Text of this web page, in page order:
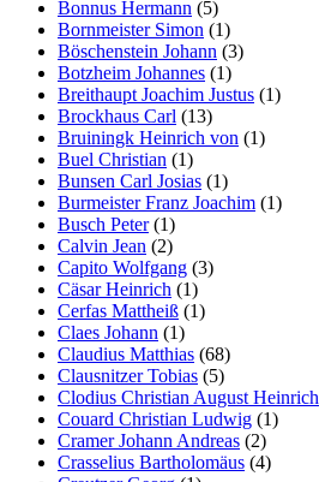
Bonnus Hermann (5)
Bornmeister Simon (1)
Böschenstein Johann (3)
Botzheim Johannes (1)
Breithaupt Joachim Justus (1)
Brockhaus Carl (13)
Bruiningk Heinrich von (1)
Buel Christian (1)
Bunsen Carl Josias (1)
Burmeister Franz Joachim (1)
Busch Peter(1)
Calvin Jean (2)
Capito Wolfgang (3)
Cäsar Heinrich (1)
Cerfas Mattheiß (1)
Claes Johann (1)
Claudius Matthias (68)
Clausnitzer Tobias (5)
Clodius Christian August Heinrich
Couard Christian Ludwig (1)
Cramer Johann Andreas (2)
Crasselius Bartholomäus (4)